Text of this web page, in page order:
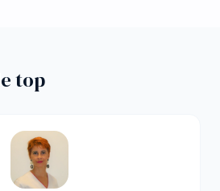
top